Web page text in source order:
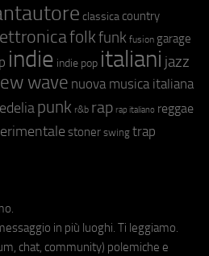
classica country
folkfunk fusion garage
indie indie pop italiani jazz
wave nuova musica italiana
punk r&b rap rap italiano reggae
stoner swing trap
in più luoghi. Ti leggiamo.
chat, community) polemiche e